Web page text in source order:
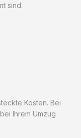
sind.
Kosten. Bei
Ihrem Umzug